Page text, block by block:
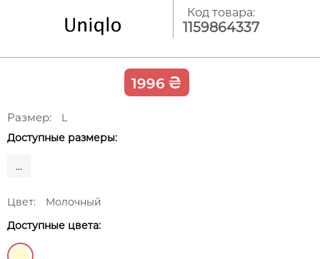
Код товара:
1159864337
1996 ₴
Размер:
L
Доступные размеры:
...
Цвет:
Молочный
Доступные цвета: